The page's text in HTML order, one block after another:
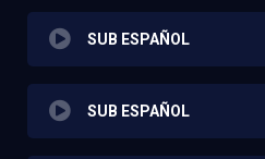
SUB ESPAÑOL
SUB ESPAÑOL